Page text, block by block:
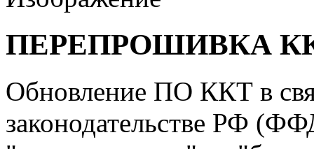
ПЕРЕПРОШИВКА
Обновление ПО ККТ в
законодательстве РФ